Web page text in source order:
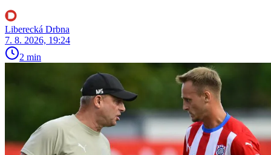
Liberecká Drbna
7. 8. 2026, 19:24
2 min